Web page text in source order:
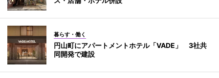
暮らす・働く
円山町にアパートメントホテル「VADE」 3社共
同開発で建設